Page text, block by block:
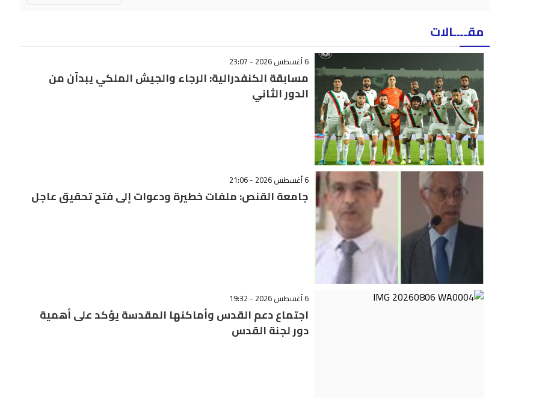
مقــــالات
6 أغسطس 2026 - 23:07
مسابقة الكنفدرالية: الرجاء والجيش الملكي يبدآن من
الدور الثاني
6 أغسطس 2026 - 21:06
جامعة القنص: ملفات خطيرة ودعوات إلى فتح تحقيق عاجل
6 أغسطس 2026 - 19:32
اجتماع دعم القدس وأماكنها المقدسة يؤكد على أهمية
دور لجنة القدس